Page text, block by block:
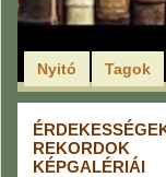
Nyitó Tagok
REKORDOK
KÉPGALÉRIÁI